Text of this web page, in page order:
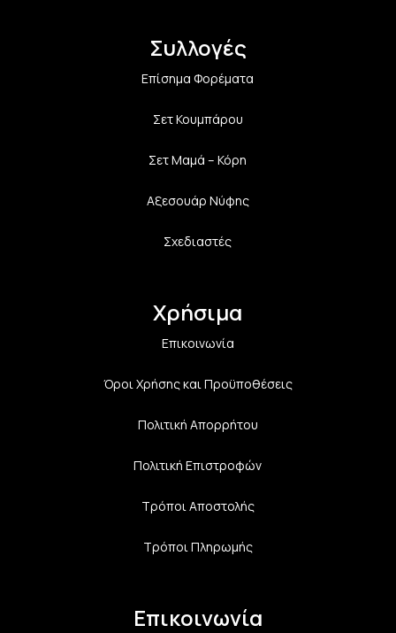
Συλλογές
Επίσημα Φορέματα
Σετ Κουμπάρου
Σετ Μαμά – Κόρη
Αξεσουάρ Νύφης
Σχεδιαστές
Χρήσιμα
Επικοινωνία
Όροι Χρήσης και Προϋποθέσεις
Πολιτική Aπορρήτου
Πολιτική Επιστροφών
Τρόποι Αποστολής
Τρόποι Πληρωμής
Επικοινωνία